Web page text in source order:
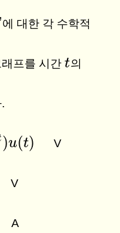
에 대한 각 수학적
프를 시간 t
t 의
)u(t) V
V
A